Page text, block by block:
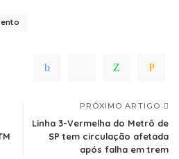
PRÓXIMO ARTIGO
Linha 3-Vermelha do Metrô de
SP tem circulação afetada
após falha em trem